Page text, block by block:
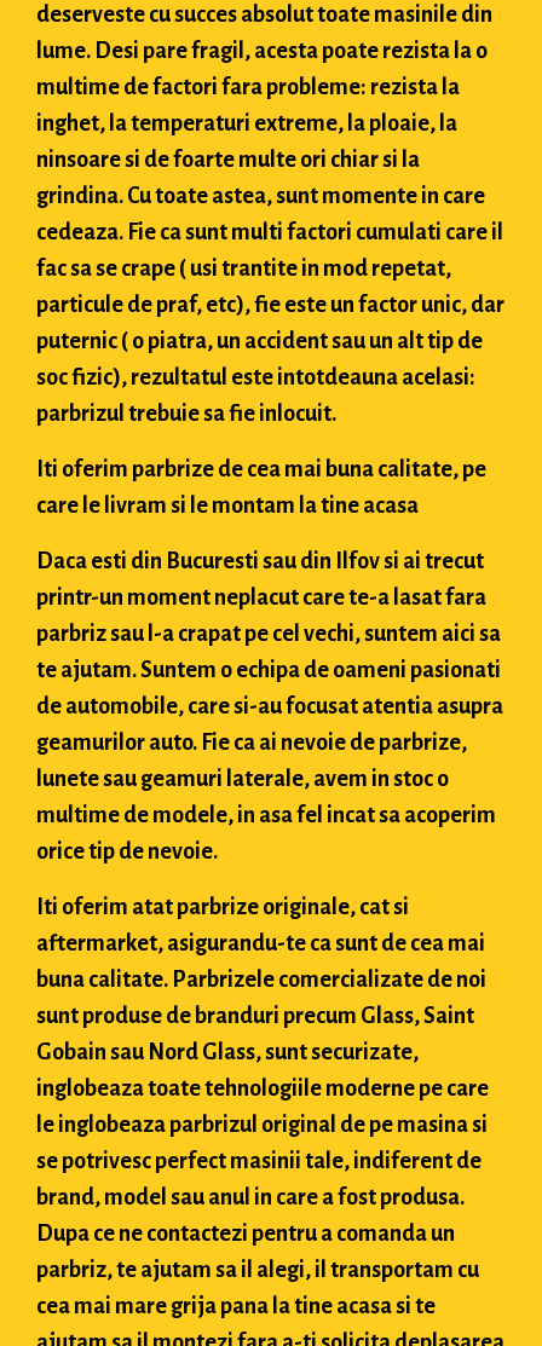
deserveste cu succes absolut toate masinile din
lume. Desi pare fragil, acesta poate rezista la o
multime de factori fara probleme: rezista la
inghet, la temperaturi extreme, la ploaie, la
ninsoare si de foarte multe ori chiar si la
grindina. Cu toate astea, sunt momente in care
cedeaza. Fie ca sunt multi factori cumulati care il
fac sa se crape ( usi trantite in mod repetat,
particule de praf, etc), fie este un factor unic, dar
puternic ( o piatra, un accident sau un alt tip de
soc fizic), rezultatul este intotdeauna acelasi:
parbrizul trebuie sa fie inlocuit.
Iti oferim parbrize de cea mai buna calitate, pe
care le livram si le montam la tine acasa
Daca esti din Bucuresti sau din Ilfov si ai trecut
printr-un moment neplacut care te-a lasat fara
parbriz sau l-a crapat pe cel vechi, suntem aici sa
te ajutam. Suntem o echipa de oameni pasionati
de automobile, care si-au focusat atentia asupra
geamurilor auto. Fie ca ai nevoie de parbrize,
lunete sau geamuri laterale, avem in stoc o
multime de modele, in asa fel incat sa acoperim
orice tip de nevoie.
Iti oferim atat parbrize originale, cat si
aftermarket, asigurandu-te ca sunt de cea mai
buna calitate. Parbrizele comercializate de noi
sunt produse de branduri precum Glass, Saint
Gobain sau Nord Glass, sunt securizate,
inglobeaza toate tehnologiile moderne pe care
le inglobeaza parbrizul original de pe masina si
se potrivesc perfect masinii tale, indiferent de
brand, model sau anul in care a fost produsa.
Dupa ce ne contactezi pentru a comanda un
parbriz, te ajutam sa il alegi, il transportam cu
cea mai mare grija pana la tine acasa si te